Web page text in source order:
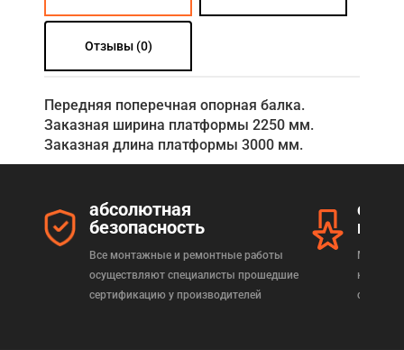
Отзывы (0)
Передняя поперечная опорная балка.
Заказная ширина платформы 2250 мм.
Заказная длина платформы 3000 мм.
абсолютная
безопасность
Все монтажные и ремонтные работы
осуществляют специалисты прошедшие
сертификацию у производителей
Мы